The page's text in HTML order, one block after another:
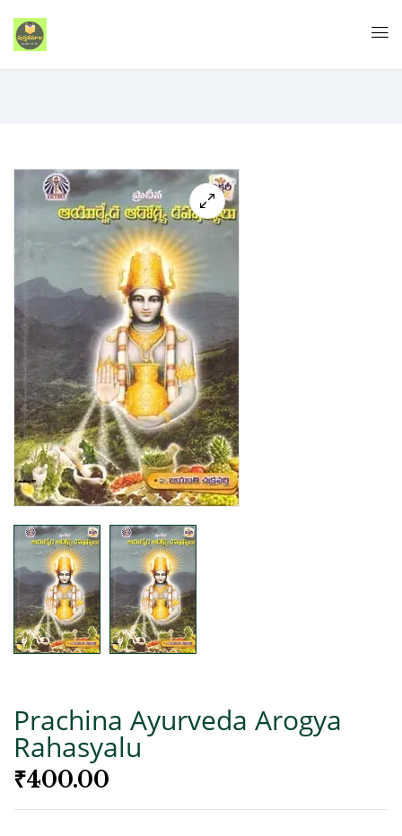
Prachina Ayurveda Arogya
Rahasyalu
₹400.00